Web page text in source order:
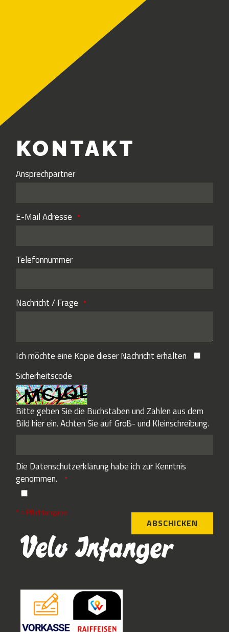
KONTAKT
Ansprechpartner
E-Mail Adresse
Telefonnummer
Nachricht / Frage
Ich möchte eine Kopie dieser Nachricht erhalten
Sicherheitscode
Bitte geben Sie die Buchstaben und Zahlen aus dem
Bild hier ein. Achten Sie auf Groß- und Kleinschreibung.
Die Datenschutzerklärunghabe ich zur Kenntnis
genommen.
ABSCHICKEN
* = Pflichtangabe